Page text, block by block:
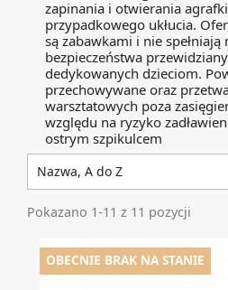
zapinania i otwierania
przypadkowego ukłucia.
są zabawkami i nie spełniają
bezpieczeństwa
dedykowanych dzieciom.
przechowywane oraz
warsztatowych poza
względu na ryzyko
ostrym szpikulcem
Nazwa, A do Z
Pokazano 1-11 z 11 pozycji
OBECNIE BRAK NA STANIE